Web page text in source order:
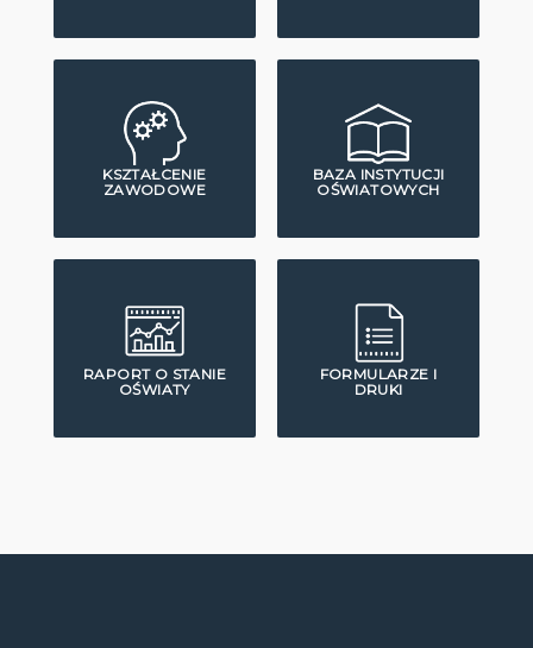
KSZTAŁCENIE
ZAWODOWE
BAZA INSTYTUCJI
OŚWIATOWYCH
RAPORT O STANIE
OŚWIATY
FORMULARZE I
DRUKI